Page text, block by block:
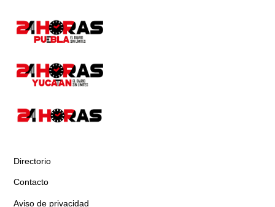
Directorio
Contacto
Aviso de privacidad